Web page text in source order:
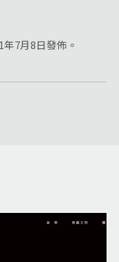
7月8日發佈。